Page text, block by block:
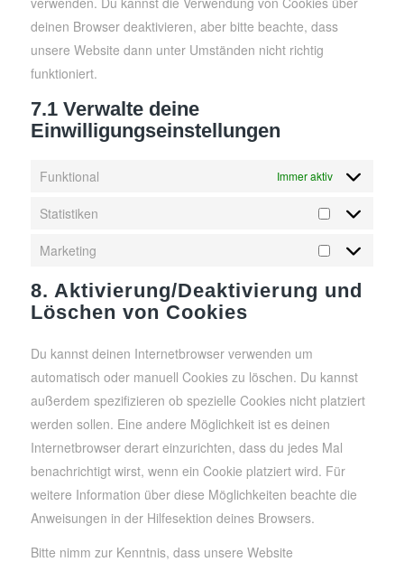
deinen Browser deaktivieren, aber bitte beachte, dass
unsere Website dann unter Umständen nicht richtig
funktioniert.
7.1 Verwalte deine
Einwilligungseinstellungen
Funktional Immer aktiv
Statistiken
Statistiken
Marketing
Marketing
8. Aktivierung/Deaktivierung und
Löschen von Cookies
Du kannst deinen Internetbrowser verwenden um
automatisch oder manuell Cookies zu löschen. Du kannst
außerdem spezifizieren ob spezielle Cookies nicht platziert
werden sollen. Eine andere Möglichkeit ist es deinen
Internetbrowser derart einzurichten, dass du jedes Mal
benachrichtigt wirst, wenn ein Cookie platziert wird. Für
weitere Information über diese Möglichkeiten beachte die
Anweisungen in der Hilfesektion deines Browsers.
Bitte nimm zur Kenntnis, dass unsere Website